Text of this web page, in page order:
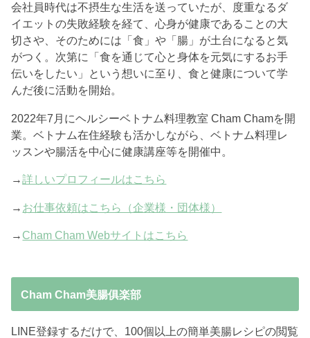
会社員時代は不摂生な生活を送っていたが、度重なるダ
イエットの失敗経験を経て、心身が健康であることの大
切さや、そのためには「食」や「腸」が土台になると気
がつく。次第に「食を通じて心と身体を元気にするお手
伝いをしたい」という想いに至り、食と健康について学
んだ後に活動を開始。
2022年7月にヘルシーベトナム料理教室 Cham Chamを開
業。ベトナム在住経験も活かしながら、ベトナム料理レ
ッスンや腸活を中心に健康講座等を開催中。
→詳しいプロフィールはこちら
→ お仕事依頼はこちら（企業様・団体様）
→ Cham Cham Webサイトはこちら
Cham Cham美腸俱楽部
LINE登録するだけで、100個以上の簡単美腸レシピの閲覧